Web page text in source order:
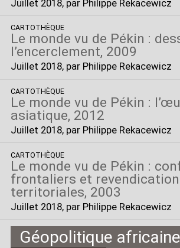
Juillet 2018, par Philippe Rekacewicz
CARTOTHÈQUE
Le monde vu de Pékin :
l’encerclement, 2009
Juillet 2018, par Philippe Rekacewicz
CARTOTHÈQUE
Le monde vu de Pékin :
asiatique, 2012
Juillet 2018, par Philippe Rekacewicz
CARTOTHÈQUE
Le monde vu de Pékin :
frontaliers et
territoriales, 2003
Juillet 2018, par Philippe Rekacewicz
Géopolitique africaine